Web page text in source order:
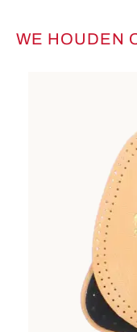
Productgalerij
WE HOUDEN